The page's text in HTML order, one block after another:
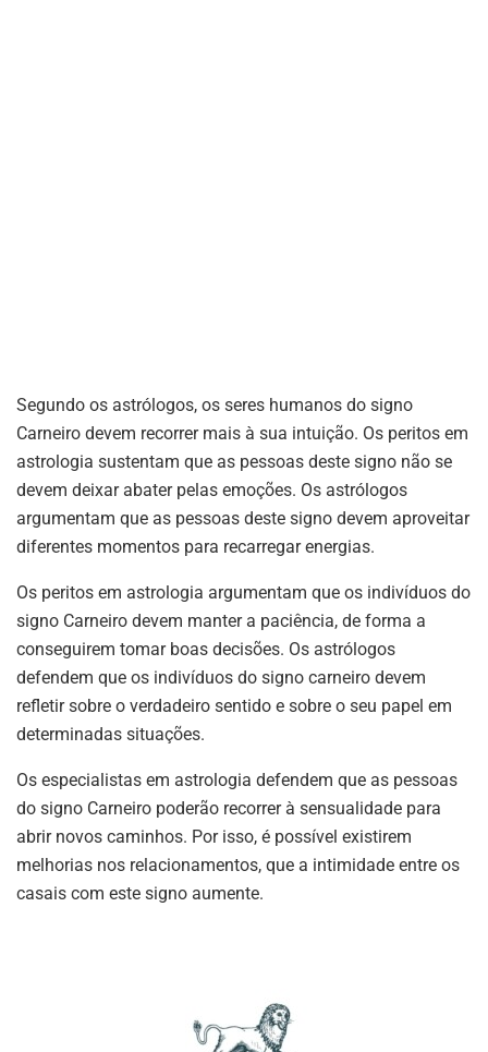
Segundo os astrólogos, os seres humanos do signo
Carneiro devem recorrer mais à sua intuição. Os peritos em
astrologia sustentam que as pessoas deste signo não se
devem deixar abater pelas emoções. Os astrólogos
argumentam que as pessoas deste signo devem aproveitar
diferentes momentos para recarregar energias.
Os peritos em astrologia argumentam que os indivíduos do
signo Carneiro devem manter a paciência, de forma a
conseguirem tomar boas decisões. Os astrólogos
defendem que os indivíduos do signo carneiro devem
refletir sobre o verdadeiro sentido e sobre o seu papel em
determinadas situações.
Os especialistas em astrologia defendem que as pessoas
do signo Carneiro poderão recorrer à sensualidade para
abrir novos caminhos. Por isso, é possível existirem
melhorias nos relacionamentos, que a intimidade entre os
casais com este signo aumente.